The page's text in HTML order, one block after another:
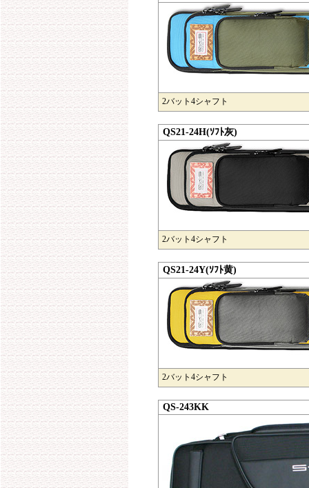
2バット4シャフト
QS21-24H(ｿﾌﾄ灰)
2バット4シャフト
QS21-24Y(ｿﾌﾄ黄)
2バット4シャフト
QS-243KK